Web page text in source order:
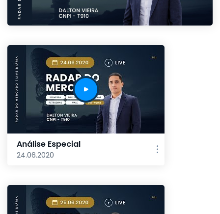
Análise Especial
24.06.2020